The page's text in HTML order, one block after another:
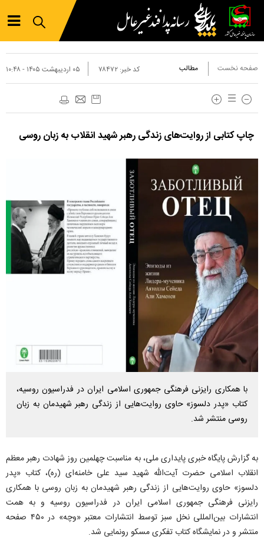
صفحه نخست مطالب ۰۵ ارديبهشت ۱۴۰۵ - ۱۰:۴۸ کد خبر:۷۸۴۷۲
چاپ کتابی از روایت‌های زندگی رهبر شهید انقلاب به زبان روسی
با همکاری رایزنی فرهنگی جمهوری اسلامی ایران در فدراسیون روسیه،
کتاب «پدر دلسوز» حاوی روایت‌هایی از زندگی رهبر شهیدمان به زبان
روسی منتشر شد.
به گزارش پایگاه خبری پایداری ملی، به مناسبت چهلمین روز شهادت رهبر معظم
انقلاب اسلامی حضرت آیت‌الله شهید سید علی خامنه‌ای (ره)، کتاب «پدر
دلسوز» حاوی روایت‌هایی از زندگی رهبر شهیدمان به زبان روسی با همکاری
رایزنی فرهنگی جمهوری اسلامی ایران در فدراسیون روسیه و به همت
انتشارات بین‌المللی نخل سبز توسط انتشارات معتبر «وچه» در ۴۵٠ صفحه
منتشر و در نمایشگاه کتاب تفکری مسکو رونمایی شد.